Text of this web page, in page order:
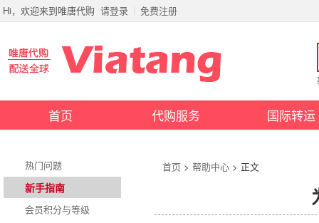
Hi，欢迎来到唯唐代购 请登录 免费注册
首页 代购服务 国际转运
热门问题
新手指南
会员积分与等级
首页 > 帮助中心 > 正文